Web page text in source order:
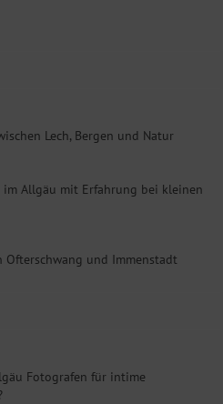
Lech, Bergen und Natur
Allgäu mit Erfahrung bei kleinen
Ofterschwang und Immenstadt
Fotografen für intime